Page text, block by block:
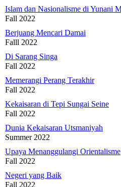
Islam dan Nasionalisme di Yunani
Fall 2022
Berjuang Mencari Damai
Falll 2022
Di Sarang Singa
Fall 2022
Memerangi Perang Terakhir
Fall 2022
Kekaisaran di Tepi Sungai Seine
Fall 2022
Dunia Kekaisaran Utsmaniyah
Summer 2022
Upaya Menanggulangi Orientalisme
Fall 2022
Negeri yang Baik
Fall 2022